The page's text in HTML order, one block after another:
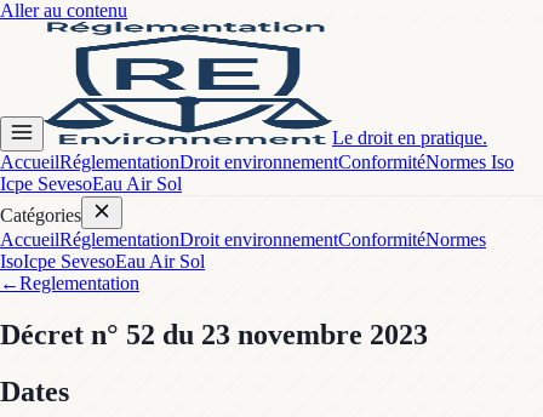
Aller au contenu
Le droit en pratique.
AccueilRéglementationDroit environnementConformitéNormes Iso
Icpe SevesoEau Air Sol
Catégories
AccueilRéglementationDroit environnementConformitéNormes
IsoIcpe SevesoEau Air Sol
←Reglementation
Décret n° 52 du 23 novembre 2023
Dates